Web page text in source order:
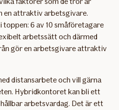
en attraktiv arbetsgivare.
6 av 10 småföretagare
arbetssätt och därmed
gör en arbetsgivare attraktiv
distansarbete och vill gärna
Hybridkontoret kan bli ett
arbetsvardag. Det är ett